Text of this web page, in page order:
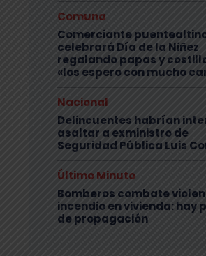
Comuna
Comerciante
celebrará Día de la Niñez
regalando papas y
«los espero con mucho
Nacional
Delincuentes habrían
asaltar a exministro de
Seguridad Pública Luis
Último Minuto
Bomberos combate
incendio en vivienda: hay
de propagación